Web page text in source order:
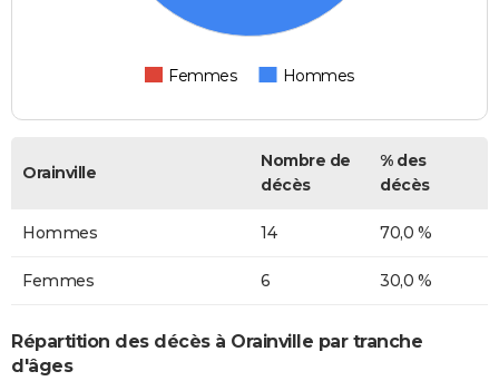
Femmes Hommes
Orainville
Nombre de
décès
% des
décès
Hommes 14 70,0 %
Femmes 6 30,0 %
Répartition des décès à Orainville par tranche
d'âges